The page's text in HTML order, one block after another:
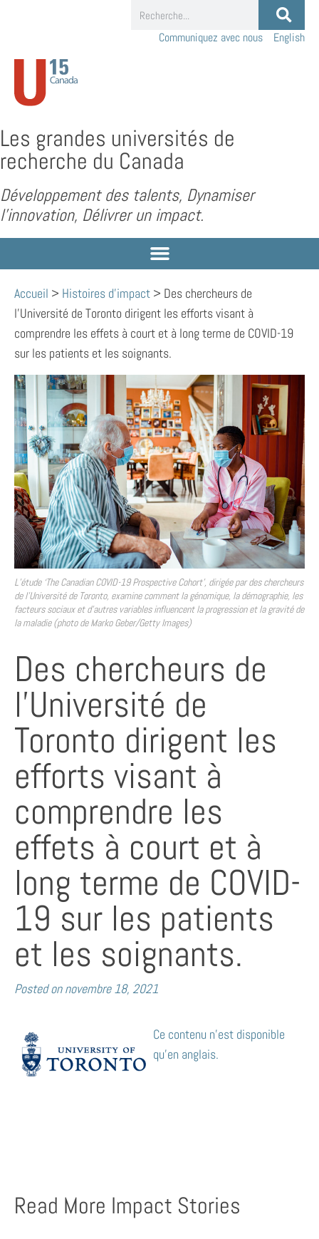
Communiquez avec nous English
Les grandes universités de
recherche du Canada
Développement des talents, Dynamiser
l’innovation, Délivrer un impact.
Accueil > Histoires d'impact > Des chercheurs de
l’Université de Toronto dirigent les efforts visant à
comprendre les effets à court et à long terme de COVID-19
sur les patients et les soignants.
L’étude ‘The Canadian COVID-19 Prospective Cohort’, dirigée par des chercheurs
de l’Université de Toronto, examine comment la génomique, la démographie, les
facteurs sociaux et d’autres variables influencent la progression et la gravité de
la maladie (photo de Marko Geber/Getty Images)
Des chercheurs de
l’Université de
Toronto dirigent les
efforts visant à
comprendre les
effets à court et à
long terme de COVID-
19 sur les patients
et les soignants.
Posted on novembre 18, 2021
Ce contenu n’est disponible
qu’en anglais.
Read More Impact Stories